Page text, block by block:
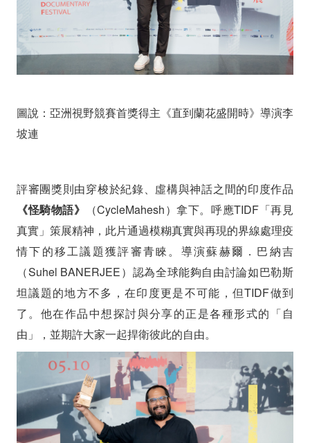
圖說：亞洲視野競賽首獎得主《直到蘭花盛開時》導演李
坡連
評審團獎則由穿梭於紀錄、虛構與神話之間的印度作品
《怪騎物語》
（CycleMahesh）拿下。呼應TIDF「再見
真實」策展精神，此片通過模糊真實與再現的界線處理疫
情下的移工議題獲評審青睞。導演蘇赫爾．巴納吉
（Suhel BANERJEE）認為全球能夠自由討論如巴勒斯
坦議題的地方不多，在印度更是不可能，但TIDF做到
了。他在作品中想探討與分享的正是各種形式的「自
由」，並期許大家一起捍衛彼此的自由。